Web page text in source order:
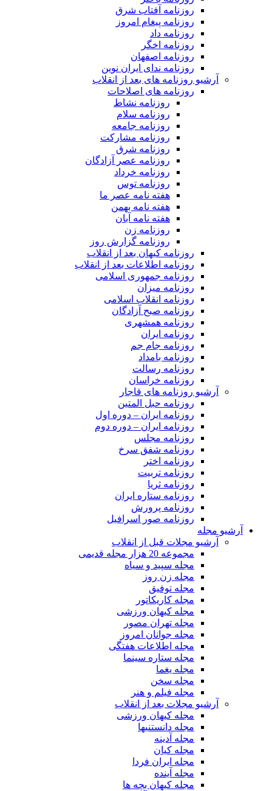
روزنامه آفتاب شرق
روزنامه پیغام امروز
روزنامه داد
روزنامه اخگر
روزنامه اصفهان
روزنامه ندای ایران نوین
آرشیو روزنامه های بعد از انقلاب
روزنامه های اصلاحات
روزنامه نشاط
روزنامه سلام
روزنامه جامعه
روزنامه مشارکت
روزنامه شرق
روزنامه عصر آزادگان
روزنامه خرداد
روزنامه توس
هفته نامه عصر ما
هفته نامه بهمن
هفته نامه آبان
روزنامه زن
روزنامه گزارش روز
روزنامه کیهان بعد از انقلاب
روزنامه اطلاعات بعد از انقلاب
روزنامه جمهوری اسلامی
روزنامه میزان
روزنامه انقلاب اسلامی
روزنامه صبح آزادگان
روزنامه همشهری
روزنامه ایران
روزنامه جام جم
روزنامه بامداد
روزنامه رسالت
روزنامه خراسان
آرشیو روزنامه های قاجار
روزنامه حبل المتین
روزنامه ایران – دوره اول
روزنامه ایران – دوره دوم
روزنامه مجلس
روزنامه شفق سرخ
روزنامه اختر
روزنامه تربیت
روزنامه ثریا
روزنامه ستاره ایران
روزنامه پرورش
روزنامه صور اسرافیل
آرشیو مجله
آرشیو مجلات قبل از انقلاب
مجموعه 20 هزار مجله قدیمی
مجله سپید و سیاه
مجله زن روز
مجله توفیق
مجله کاریکاتور
مجله کیهان ورزشی
مجله تهران مصور
مجله جوانان امروز
مجله اطلاعات هفتگی
مجله ستاره سینما
مجله یغما
مجله سخن
مجله فیلم و هنر
آرشیو مجلات بعد از انقلاب
مجله کیهان ورزشی
مجله دانستنیها
مجله آدینه
مجله کیان
مجله ایران فردا
مجله آینده
مجله کیهان بچه ها